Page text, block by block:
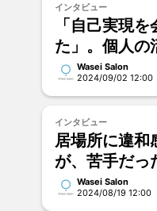
インタビュー
「自己実現
た」。個人の
かさとは｜八
Wasei Salon
2024/09/02 12:00
インタビュー
居場所に違和
が、苦手だっ
わるまで｜か
Wasei Salon
2024/08/19 12:00